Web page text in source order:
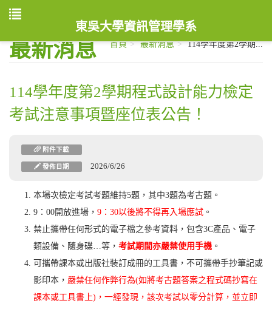
東吳大學資訊管理學系
最新消息 首頁 最新消息 114學年度第2學期...
114學年度第2學期程式設計能力檢定
考試注意事項暨座位表公告！
附件下載
發佈日期 2026/6/26
本場次檢定考試考題維持5題，其中3題為考古題。
9：00開放進場， 9：30以後將不得再入場應試 。
禁止攜帶任何形式的電子檔之參考資料，包含3C產品、電子
類設備、隨身碟…等， 考試期間亦嚴禁使用手機 。
可攜帶課本或出版社裝訂成冊的工具書，不可攜帶手抄筆記或
影印本， 嚴禁任何作弊行為(如將考古題答案之程式碼抄寫在
課本或工具書上)，一經發現，該次考試以零分計算，並立即